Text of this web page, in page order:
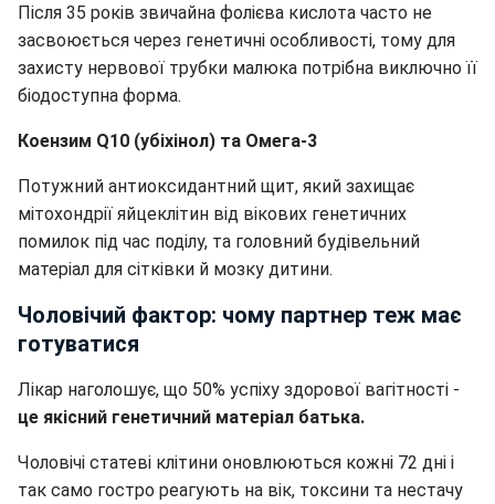
Після 35 років звичайна фолієва кислота часто не
засвоюється через генетичні особливості, тому для
захисту нервової трубки малюка потрібна виключно її
біодоступна форма.
Коензим Q10 (убіхінол) та Омега-3
Потужний антиоксидантний щит, який захищає
мітохондрії яйцеклітин від вікових генетичних
помилок під час поділу, та головний будівельний
матеріал для сітківки й мозку дитини.
Чоловічий фактор: чому партнер теж має
готуватися
Лікар наголошує, що 50% успіху здорової вагітності -
це якісний генетичний матеріал батька.
Чоловічі статеві клітини оновлюються кожні 72 дні і
так само гостро реагують на вік, токсини та нестачу